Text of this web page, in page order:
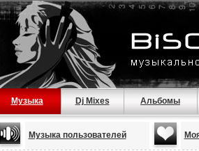
Музыка Dj Mixes Альбомы
Музыка пользователей